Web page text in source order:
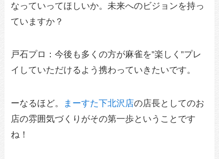
なっていってほしいか。未来へのビジョンを持っ
ていますか？
戸石プロ：今後も多くの方が麻雀を”楽しく”プレ
イしていただけるよう携わっていきたいです。
ーなるほど。 まーすた下北沢店の店長としてのお
店の雰囲気づくりがその第一歩ということです
ね！